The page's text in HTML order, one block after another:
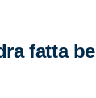
fatta